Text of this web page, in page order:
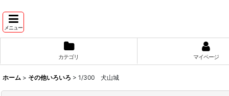
メニュー
カテゴリ マイページ
ホーム > その他いろいろ > 1/300 犬山城